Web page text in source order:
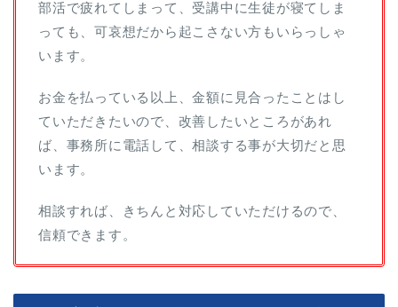
部活で疲れてしまって、受講中に生徒が寝てしま
っても、可哀想だから起こさない方もいらっしゃ
います。
お金を払っている以上、金額に見合ったことはし
ていただきたいので、改善したいところがあれ
ば、事務所に電話して、相談する事が大切だと思
います。
相談すれば、きちんと対応していただけるので、
信頼できます。